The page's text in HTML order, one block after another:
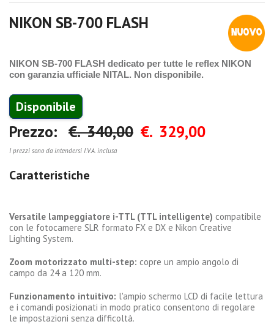
NIKON SB-700 FLASH
NIKON SB-700 FLASH dedicato per tutte le reflex NIKON
con garanzia ufficiale NITAL. Non disponibile.
Disponibile
Prezzo: €. 340,00 €. 329,00
I prezzi sono da intendersi I.V.A. inclusa
Caratteristiche
Versatile lampeggiatore i-TTL (TTL intelligente) compatibile
con le fotocamere SLR formato FX e DX e Nikon Creative
Lighting System.
Zoom motorizzato multi-step: copre un ampio angolo di
campo da 24 a 120 mm.
Funzionamento intuitivo: l'ampio schermo LCD di facile lettura
e i comandi posizionati in modo pratico consentono di regolare
le impostazioni senza difficoltà.